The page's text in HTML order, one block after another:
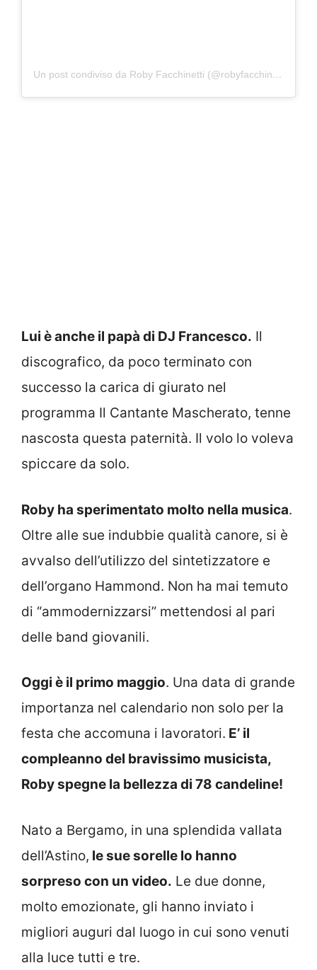
Un post condiviso da Roby Facchinetti (@robyfacchinetti)
Lui è anche il papà di DJ Francesco. Il
discografico, da poco terminato con
successo la carica di giurato nel
programma Il Cantante Mascherato, tenne
nascosta questa paternità. Il volo lo voleva
spiccare da solo.
Roby ha sperimentato molto nella musica.
Oltre alle sue indubbie qualità canore, si è
avvalso dell’utilizzo del sintetizzatore e
dell’organo Hammond. Non ha mai temuto
di “ammodernizzarsi” mettendosi al pari
delle band giovanili.
Oggi è il primo maggio. Una data di grande
importanza nel calendario non solo per la
festa che accomuna i lavoratori. E’ il
compleanno del bravissimo musicista,
Roby spegne la bellezza di 78 candeline!
Nato a Bergamo, in una splendida vallata
dell’Astino, le sue sorelle lo hanno
sorpreso con un video. Le due donne,
molto emozionate, gli hanno inviato i
migliori auguri dal luogo in cui sono venuti
alla luce tutti e tre.